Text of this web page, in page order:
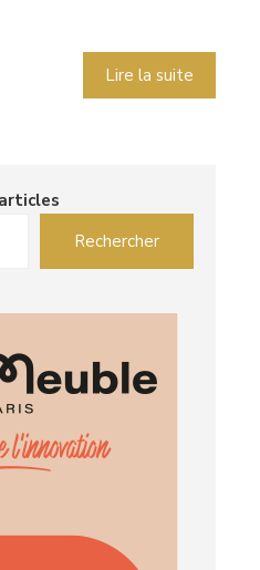
Lire la suite
Rechercher